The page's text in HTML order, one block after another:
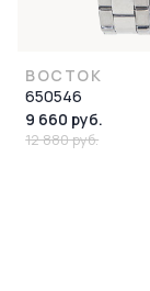
ВОСТОК
650546
9 660 руб.
12 880 руб.